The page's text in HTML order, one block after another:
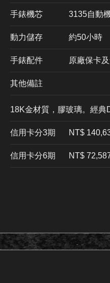
手錶機芯 ​3135自動
動力儲存 約50小時
手錶配件 原廠保卡
其他備註
18K金材質，膠玻璃。經典
信用卡分3期 ​NT$
信用卡分6期 NT$